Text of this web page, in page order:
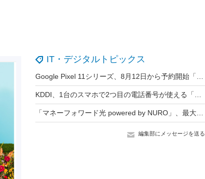
IT・デジタルトピックス
編集部にメッセージを送る